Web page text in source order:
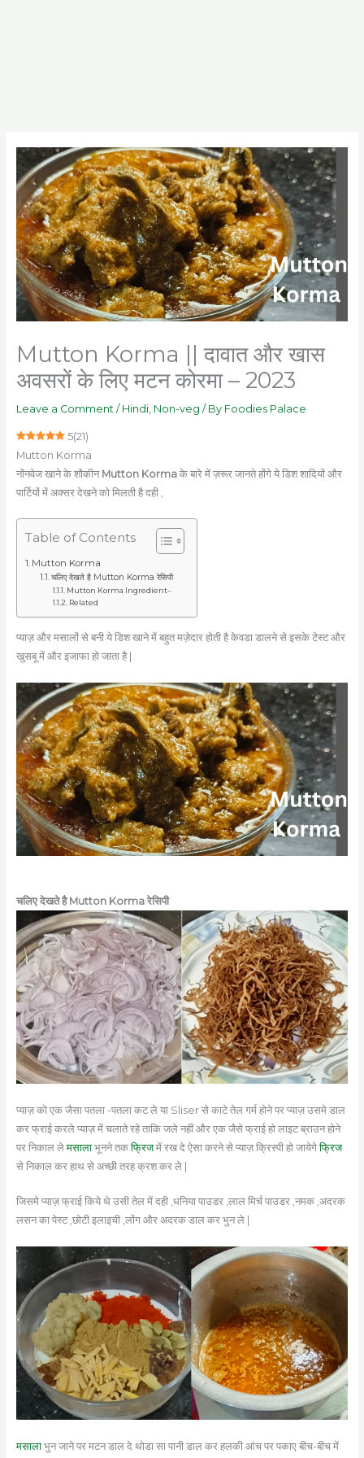
Mutton Korma || दावात और खास
अवसरों के लिए मटन कोरमा – 2023
Leave a Comment / Hindi, Non-veg / By Foodies Palace
5(21)
Mutton Korma
नोंनवेज खाने के शौकीन Mutton Kormaके बारे में ज़रूर जानते होंगे ये डिश शादियों और
पार्टियों में अक्सर देखने को मिलती है दही ,
Table of Contents
Mutton Korma
चलिए देखते है Mutton Korma रेसिपी
Mutton Korma Ingredient–
Related
प्याज़ और मसालों से बनी ये डिश खाने में बहुत मज़ेदार होती है केवडा डालने से इसके टेस्ट और
खुसबू में और इजाफा हो जाता है |
चलिए देखते है Mutton Kormaरेसिपी
प्याज़ को एक जैसा पतला -पतला कट ले या Sliser से काटे तेल गर्म होने पर प्याज़ उसमे डाल
कर फ्राई करले प्याज़ में चलाते रहे ताकि जले नहीं और एक जैसे फ्राई हो लाइट ब्राउन होने
पर निकाल लेमसालाभूनने तकफ्रिजमें रख दे ऐसा करने से प्याज़ क्रिस्पी हो जायेगेफ्रिज
से निकाल कर हाथ से अच्छी तरह क्रश कर ले |
जिसमे प्याज़ फ्राई किये थे उसी तेल में दही ,धनिया पाउडर ,लाल मिर्च पाउडर ,नमक ,अदरक
लसन का पेस्ट ,छोटी इलाइची ,लोंग और अदरक डाल कर भुन ले |
मसालाभुन जाने पर मटन डाल दे थोडा सा पानी डाल कर हलकी आंच पर पकाए बीच-बीच में